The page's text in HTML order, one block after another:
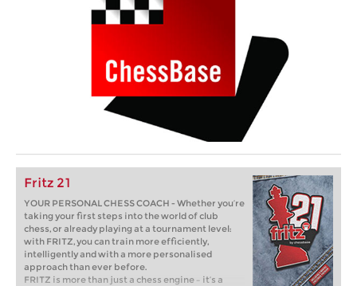
Fritz 21
YOUR PERSONAL CHESS COACH - Whether you’re
taking your first steps into the world of club
chess, or already playing at a tournament level:
with FRITZ, you can train more efficiently,
intelligently and with a more personalised
approach than ever before.
FRITZ is more than just a chess engine – it’s a